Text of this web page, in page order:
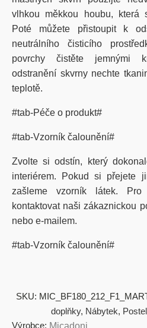
vlhkou měkkou houbu, která
Poté můžete přistoupit k
neutrálního čisticího
povrchy čistěte jemnými
odstranění skvrny nechte
teplotě.
#tab-Péče o produkt#
#tab-Vzorník čalounění#
Zvolte si odstín, který
interiérem. Pokud si přejete
zašleme vzorník látek.
kontaktovat naši zákaznickou
nebo e-mailem.
#tab-Vzorník čalounění#
SKU:
doplňky, Nábytek,
Výrobce: Micadoni